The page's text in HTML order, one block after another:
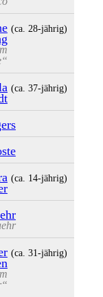
(ca. 28‑jährig)
(ca. 37‑jährig)
(ca. 14‑jährig)
(ca. 31‑jährig)